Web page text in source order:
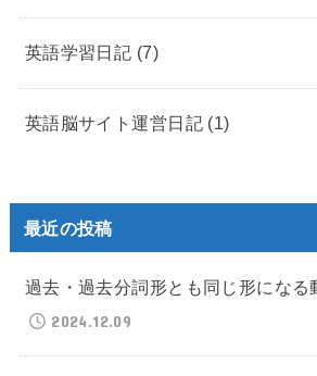
英語学習日記 (7)
英語脳サイト運営日記 (1)
最近の投稿
過去・過去分詞形とも同じ形になる
2024.12.09